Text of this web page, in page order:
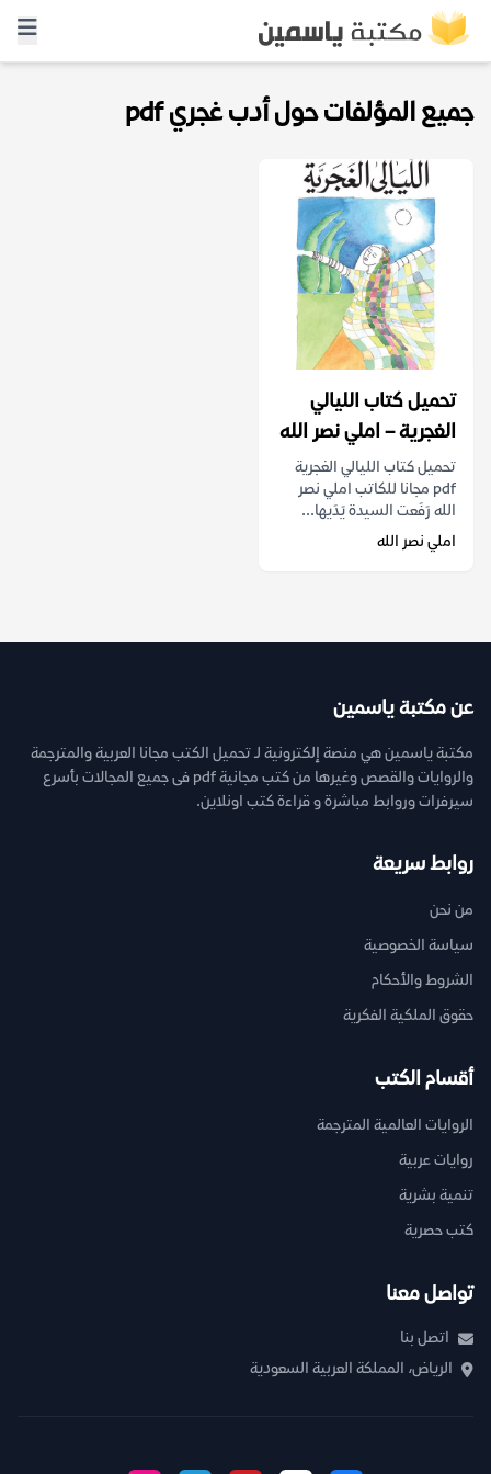
جميع المؤلفات حول أدب غجري pdf
تحميل كتاب الليالي
الغجرية – املي نصر الله
تحميل كتاب الليالي الغجرية
pdf مجانا للكاتب املي نصر
الله رَفَعت السيدة يَدَيها...
املي نصر الله
عن مكتبة ياسمين
مكتبة ياسمين هي منصة إلكترونية لـ تحميل الكتب مجانا العربية والمترجمة
والروايات والقصص وغيرها من كتب مجانية pdf فى جميع المجالات بأسرع
سيرفرات وروابط مباشرة و قراءة كتب اونلاين.
روابط سريعة
من نحن
سياسة الخصوصية
الشروط والأحكام
حقوق الملكية الفكرية
أقسام الكتب
الروايات العالمية المترجمة
روايات عربية
تنمية بشرية
كتب حصرية
تواصل معنا
اتصل بنا
الرياض، المملكة العربية السعودية